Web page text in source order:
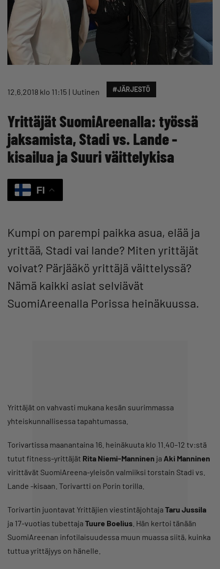
12.6.2018 klo 11:15 Uutinen #JÄRJESTÖ
Yrittäjät SuomiAreenalla: työssä
jaksamista, Stadi vs. Lande -
kisailua ja Suuri väittelykisa
FI
Kumpi on parempi paikka asua, elää ja
yrittää, Stadi vai lande? Miten yrittäjät
voivat? Pärjääkö yrittäjä väittelyssä?
Nämä kaikki asiat selviävät
SuomiAreenalla Porissa heinäkuussa.
Yrittäjät on vahvasti mukana kesän suurimmassa
yhteiskunnallisessa tapahtumassa.
Torivartissa maanantaina 16. heinäkuuta klo 11.40–12 tv:stä
tutut fitness-yrittäjät Rita Niemi-Manninen ja Aki Manninen
virittävät SuomiAreena-yleisön valmiiksi torstain Stadi vs.
Lande -kisaan. Torivartti on Porin torilla.
Torivartin juontavat Yrittäjien viestintäjohtaja Taru Jussila
ja 17-vuotias tubettaja Tuure Boelius . Hän kertoi tänään
SuomiAreenan infotilaisuudessa muun muassa siitä, kuinka
tuttua yrittäjyys on hänelle.